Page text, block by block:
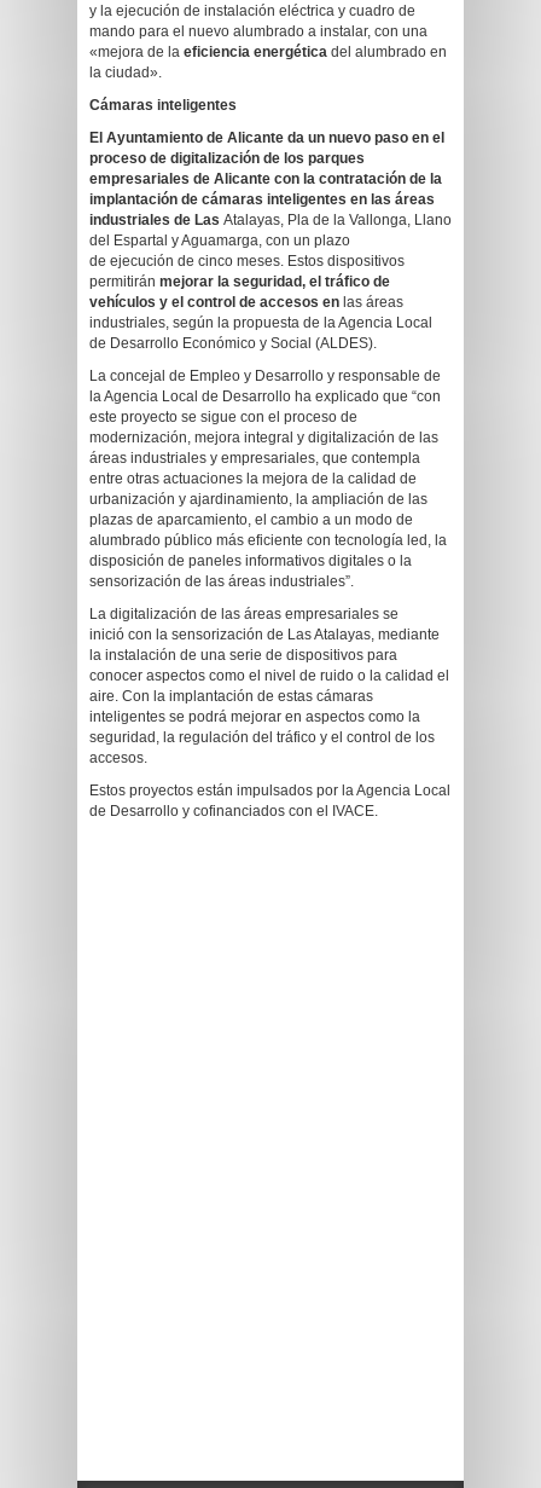
y la ejecución de instalación eléctrica y cuadro de
mando para el nuevo alumbrado a instalar, con una
«mejora de la eficiencia energética del alumbrado en
la ciudad».
Cámaras inteligentes
El Ayuntamiento de Alicante da un nuevo paso en el
proceso de digitalización de los parques
empresariales de Alicante con la contratación de la
implantación de cámaras inteligentes en las áreas
industriales de Las Atalayas, Pla de la Vallonga, Llano
del Espartal y Aguamarga, con un plazo
de ejecución de cinco meses. Estos dispositivos
permitirán mejorar la seguridad, el tráfico de
vehículos y el control de accesos en las áreas
industriales, según la propuesta de la Agencia Local
de Desarrollo Económico y Social (ALDES).
La concejal de Empleo y Desarrollo y responsable de
la Agencia Local de Desarrollo ha explicado que “con
este proyecto se sigue con el proceso de
modernización, mejora integral y digitalización de las
áreas industriales y empresariales, que contempla
entre otras actuaciones la mejora de la calidad de
urbanización y ajardinamiento, la ampliación de las
plazas de aparcamiento, el cambio a un modo de
alumbrado público más eficiente con tecnología led, la
disposición de paneles informativos digitales o la
sensorización de las áreas industriales”.
La digitalización de las áreas empresariales se
inició con la sensorización de Las Atalayas, mediante
la instalación de una serie de dispositivos para
conocer aspectos como el nivel de ruido o la calidad el
aire. Con la implantación de estas cámaras
inteligentes se podrá mejorar en aspectos como la
seguridad, la regulación del tráfico y el control de los
accesos.
Estos proyectos están impulsados por la Agencia Local
de Desarrollo y cofinanciados con el IVACE.